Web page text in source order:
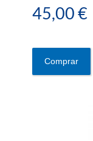
45,00 €
Comprar